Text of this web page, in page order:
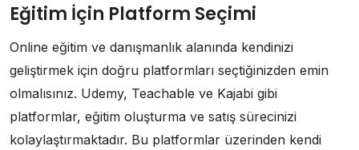
Eğitim İçin Platform Seçimi
Online eğitim ve danışmanlık alanında kendinizi
geliştirmek için doğru platformları seçtiğinizden emin
olmalısınız. Udemy, Teachable ve Kajabi gibi
platformlar, eğitim oluşturma ve satış sürecinizi
kolaylaştırmaktadır. Bu platformlar üzerinden kendi